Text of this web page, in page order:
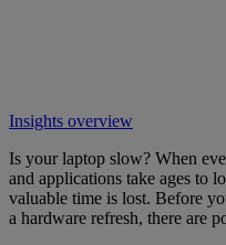
Insights overview
Is your laptop slow? When
and applications take ages to
valuable time is lost. Before
a hardware refresh, there are